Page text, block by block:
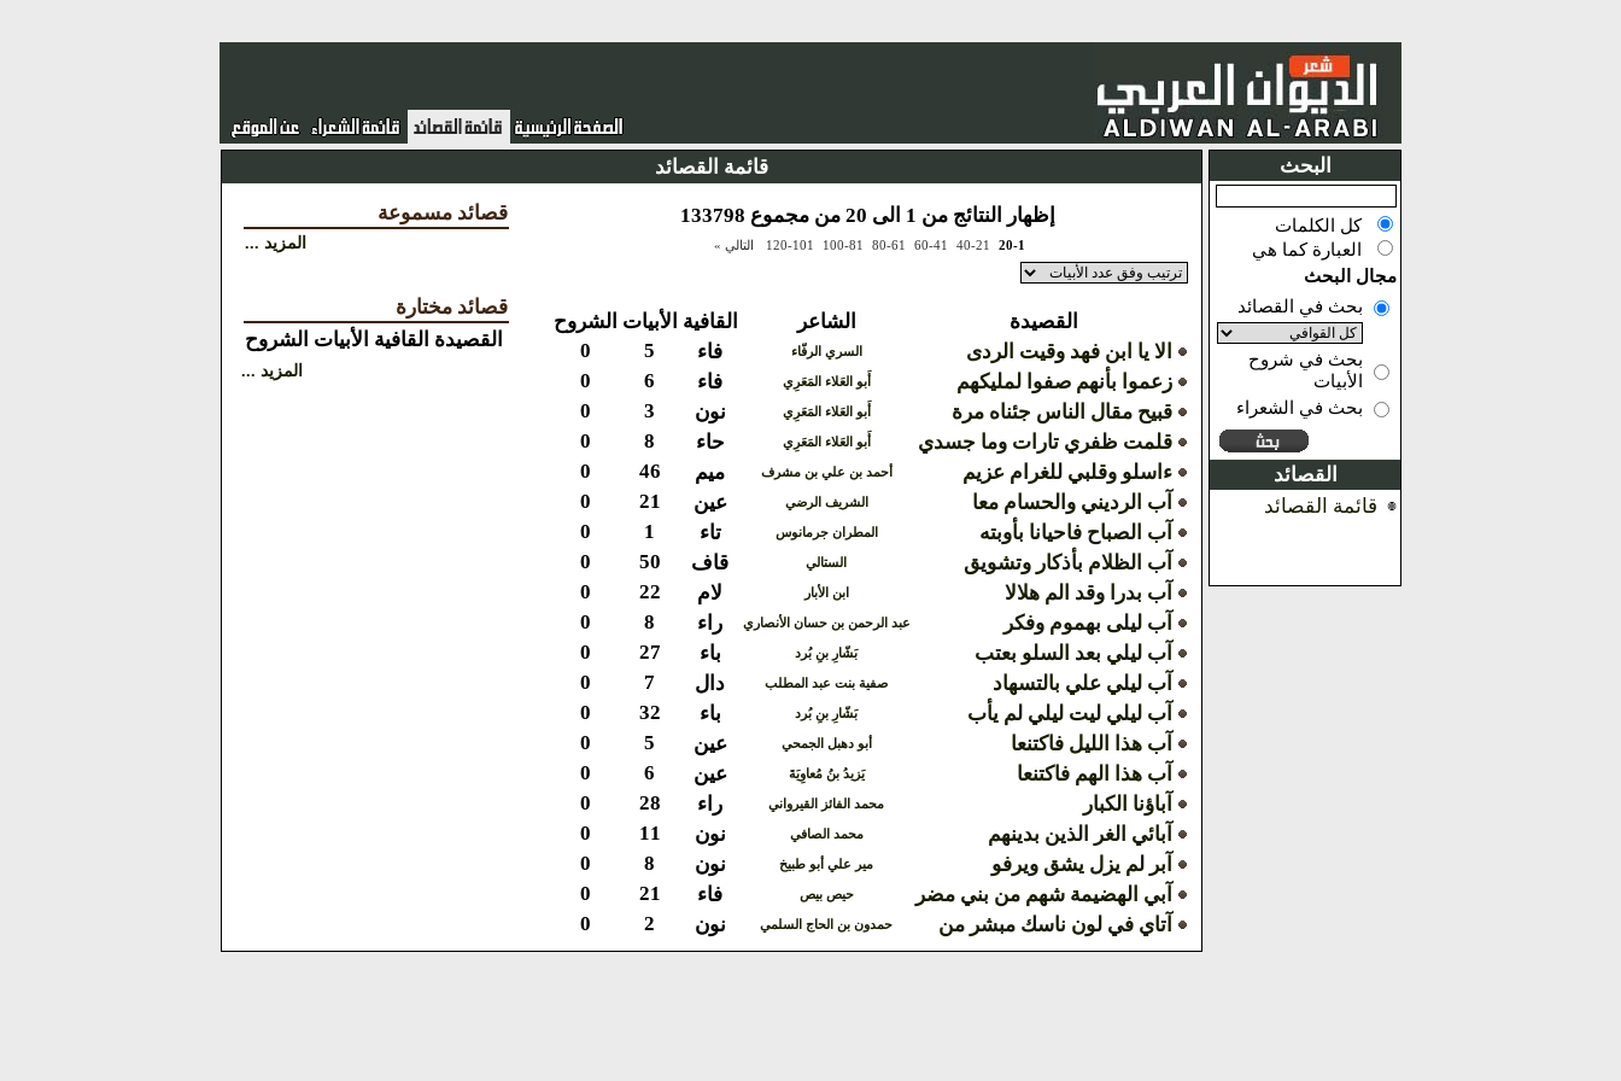
البحث
كل الكلمات
العبارة كما هي
مجال البحث
بحث في القصائد
بحث في شروح
الأبيات
بحث في الشعراء
القصائد
قائمة القصائد
قائمة القصائد
إظهار النتائج من 1 الى 20 من مجموع 133798
20-1
40-21
60-41
80-61
100-81
120-101 التالي »
القصيدة الشاعر القافية الأبيات الشروح
الا يا ابن فهد وقيت الردى
السري الرفّاء فاء 5
0
زعموا بأنهم صفوا لمليكهم
أَبو العَلاء المَعَرِي فاء 6
0
قبيح مقال الناس جئناه مرة
أَبو العَلاء المَعَرِي نون 3
0
قلمت ظفري تارات وما جسدي
أَبو العَلاء المَعَرِي حاء 8
0
ءاسلو وقلبي للغرام عزيم
أحمد بن علي بن مشرف ميم 46
0
آب الرديني والحسام معا
الشريف الرضي عين 21
0
آب الصباح فاحيانا بأوبته
المطران جرمانوس تاء 1
0
آب الظلام بأذكار وتشويق
الستالي قاف 50
0
آب بدرا وقد الم هلالا
ابن الأبار لام 22
0
آب ليلى بهموم وفكر
عبد الرحمن بن حسان الأنصاري راء 8
0
آب ليلي بعد السلو بعتب
بَشّارِ بنِ بُرد باء 27
0
آب ليلي علي بالتسهاد
صفية بنت عبد المطلب دال 7
0
آب ليلي ليت ليلي لم يأب
بَشّارِ بنِ بُرد باء 32
0
آب هذا الليل فاكتنعا
أبو دهبل الجمحي عين 5
0
آب هذا الهم فاكتنعا
يَزيدُ بنُ مُعاوِيَةَ عين 6
0
آباؤنا الكبار
محمد الفائز القيرواني راء 28
0
آبائي الغر الذين بدينهم
محمد الصافي نون 11
0
آبر لم يزل يشق ويرفو
مير علي أبو طبيخ نون 8
0
آبي الهضيمة شهم من بني مضر
حيص بيص فاء 21
0
آتاي في لون ناسك مبشر من
حمدون بن الحاج السلمي نون 2
0
قصائد مسموعة
المزيد ...
قصائد مختارة
القصيدة القافية الأبيات الشروح
المزيد ...